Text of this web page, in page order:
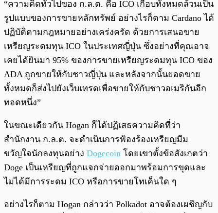
“ความคิดทั่วไปของ ก.ล.ต. คือ ICO เกือบทั้งหมดล้วนเป็น
รูปแบบของการขายหลักทรัพย์ อย่างไรก็ตาม Cardano ได้
ปฏิบัติตามกฎหมายอย่างเคร่งครัด ด้วยการเสนอขาย
เหรียญระดมทุน ICO ในประเทศญี่ปุ่น ซึ่งอย่างที่คุณอาจ
เคยได้ยินมา 95% ของการขายเหรียญระดมทุน ICO ของ
ADA ถูกขายให้กับชาวญี่ปุ่น และหลังจากนั้นยอดขาย
ทั้งหมดก็ส่งไปยังเว็บเทรดเพื่อขายให้กับชาวอเมริกันอีก
ทอดหนึ่ง”
ในขณะเดียวกัน Hogan ก็ได้ปฏิเสธความคิดที่ว่า
สำนักงาน ก.ล.ต. จะดำเนินการฟ้องร้องเหรียญมีม
ขวัญใจนักลงทุนอย่าง Dogecoin โดยเขาตั้งข้อสังเกตว่า
Doge เป็นเหรียญที่ถูกแจกจ่ายออกมาพร้อมการขุดและ
ไม่ได้มีการระดม ICO หรือการขายโทเค็นใด ๆ
อย่างไรก็ตาม Hogan กล่าวว่า Polkadot อาจต้องเผชิญกับ